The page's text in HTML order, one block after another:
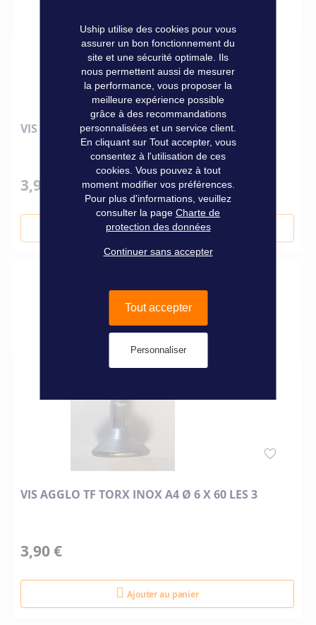
VIS AGGLO TC TORX INOX A4 Ø 4 X 20 LES 15
3,90 €
Ajouter au panier
VIS AGGLO TF TORX INOX A4 Ø 6 X 60 LES 3
3,90 €
Ajouter au panier
Uship utilise des cookies pour vous
assurer un bon fonctionnement du
site et une sécurité optimale. Ils
nous permettent aussi de mesurer
la performance, vous proposer la
meilleure expérience possible
grâce à des recommandations
personnalisées et un service client.
En cliquant sur Tout accepter, vous
consentez à l'utilisation de ces
cookies. Vous pouvez à tout
moment modifier vos préférences.
Pour plus d'informations, veuillez
consulter la page Charte de
protection des données
Continuer sans accepter
Tout accepter
Personnaliser